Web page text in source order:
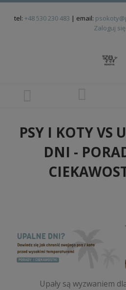
tel: +48 530 230 483 | email:
Zaloguj się
PSY I KOTY VS
DNI -
Upały są wyzwaniem